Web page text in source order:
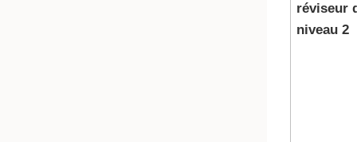
réviseur
niveau 2